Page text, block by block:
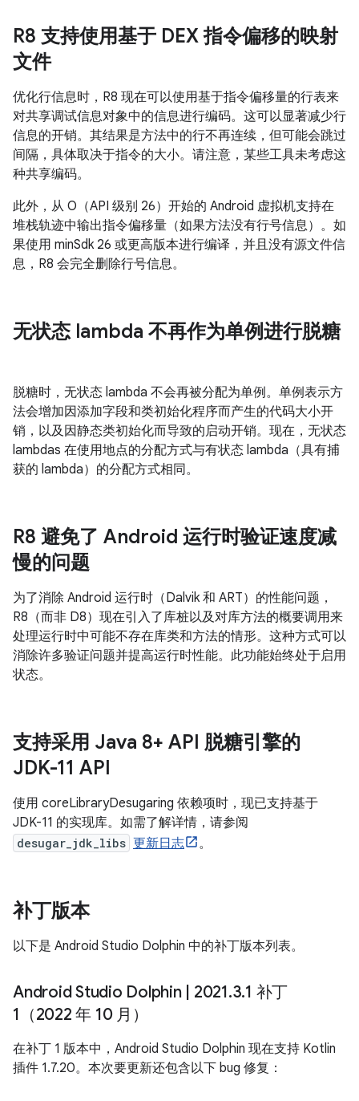
R8 支持使用基于 DEX 指令偏移的映射
文件
优化行信息时，R8 现在可以使用基于指令偏移量的行表来
对共享调试信息对象中的信息进行编码。这可以显著减少行
信息的开销。其结果是方法中的行不再连续，但可能会跳过
间隔，具体取决于指令的大小。请注意，某些工具未考虑这
种共享编码。
此外，从 O（API 级别 26）开始的 Android 虚拟机支持在
堆栈轨迹中输出指令偏移量（如果方法没有行号信息）。如
果使用 minSdk 26 或更高版本进行编译，并且没有源文件信
息，R8 会完全删除行号信息。
无状态 lambda 不再作为单例进行脱糖
脱糖时，无状态 lambda 不会再被分配为单例。单例表示方
法会增加因添加字段和类初始化程序而产生的代码大小开
销，以及因静态类初始化而导致的启动开销。现在，无状态
lambdas 在使用地点的分配方式与有状态 lambda（具有捕
获的 lambda）的分配方式相同。
R8 避免了 Android 运行时验证速度减
慢的问题
为了消除 Android 运行时（Dalvik 和 ART）的性能问题，
R8（而非 D8）现在引入了库桩以及对库方法的概要调用来
处理运行时中可能不存在库类和方法的情形。这种方式可以
消除许多验证问题并提高运行时性能。此功能始终处于启用
状态。
支持采用 Java 8+ API 脱糖引擎的
JDK-11 API
使用 coreLibraryDesugaring 依赖项时，现已支持基于
JDK-11 的实现库。如需了解详情，请参阅
desugar_jdk_libs 更新日志 。
补丁版本
以下是 Android Studio Dolphin 中的补丁版本列表。
Android Studio Dolphin 2021.3.1 补丁
1（2022 年 10 月）
在补丁 1 版本中，Android Studio Dolphin 现在支持 Kotlin
插件 1.7.20。本次要更新还包含以下 bug 修复：